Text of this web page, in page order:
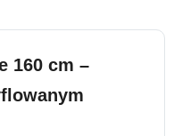
160 cm –